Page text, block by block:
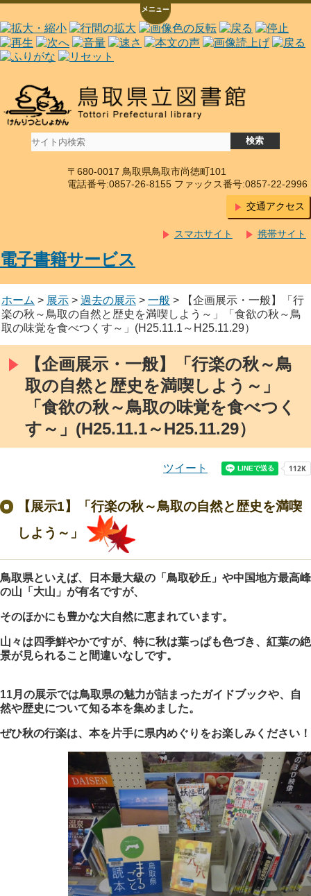
〒680-0017 鳥取県鳥取市尚徳町101
電話番号:0857-26-8155 ファックス番号:0857-22-2996
交通アクセス
携帯サイト
スマホサイト
電子書籍サービス
ホーム > 展示 > 過去の展示 > 一般 > 【企画展示・一般】「行
楽の秋～鳥取の自然と歴史を満喫しよう～」「食欲の秋～鳥
取の味覚を食べつくす～」(H25.11.1～H25.11.29）
【企画展示・一般】「行楽の秋～鳥
取の自然と歴史を満喫しよう～」
「食欲の秋～鳥取の味覚を食べつく
す～」(H25.11.1～H25.11.29）
ツイート
【展示1】「行楽の秋～鳥取の自然と歴史を満喫
しよう～」
鳥取県といえば、日本最大級の「鳥取砂丘」や中国地方最高峰
の山「大山」が有名ですが、
そのほかにも豊かな大自然に恵まれています。
山々は四季鮮やかですが、特に秋は葉っぱも色づき、 紅葉の絶
景が見られること間違いなしです。
11月の展示では鳥取県の魅力が詰まったガイドブックや、自
然や歴史について知る本を集めました。
ぜひ秋の行楽は、本を片手に県内めぐりをお楽しみください！